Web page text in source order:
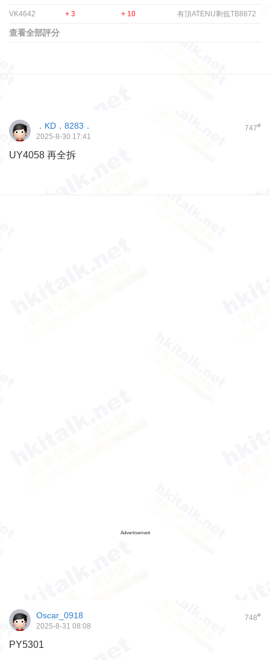
VK4642 + 3 + 10 有頂ATENU剩低TB8872
查看全部評分
747#
．KD．8283．
2025-8-30 17:41
UY4058 再全拆
Advertisement
748#
Oscar_0918
2025-8-31 08:08
PY5301